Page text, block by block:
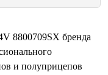
8800709SX бренда
и полуприцепов